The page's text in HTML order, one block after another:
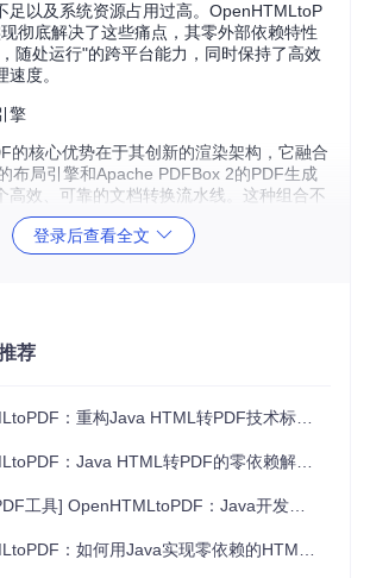
足以及系统资源占用过高。OpenHTMLtoP
彻底解决了这些痛点，其零外部依赖特性
随处运行"的跨平台能力，同时保持了高效
度。
擎
的核心优势在于其创新的渲染架构，它融合
布局引擎和Apache PDFBox 2的PDF生成
高效、可靠的文档转换流水线。这种组合不
CSS的准确解析，还实现了对复杂文档结构
布局层和渲染层三个主要部分。这种清晰的
的HTML和CSS内容转换为统一的内部表示
新的HTML5标准和CSS3特性，能够处理复
继承和媒体查询，为后续的布局计算奠定基
登录后查看全文
荐
：重构Java HTML转PDF技术标准的无依赖解决方案
：Java HTML转PDF的零依赖解决方案
具] OpenHTMLtoPDF：Java开发者的文档转换利器
：如何用Java实现零依赖的HTML转PDF解决方案